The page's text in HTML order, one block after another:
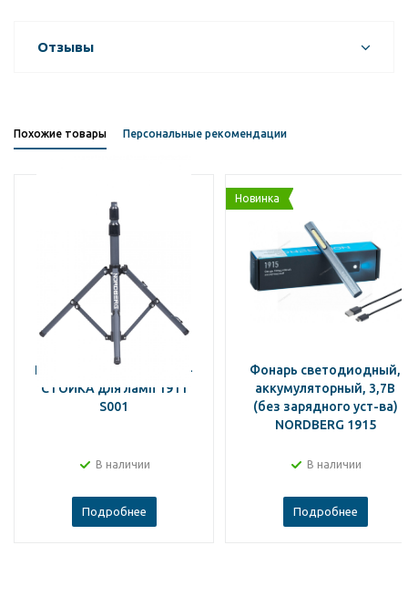
Отзывы
Похожие товары Персональные рекомендации
NORDBERG ДЕРЖАТЕЛЬ-
СТОЙКА для ламп 1911
S001
В наличии
Подробнее
Новинка
Фонарь светодиодный,
аккумуляторный, 3,7В
(без зарядного уст-ва)
NORDBERG 1915
В наличии
Подробнее